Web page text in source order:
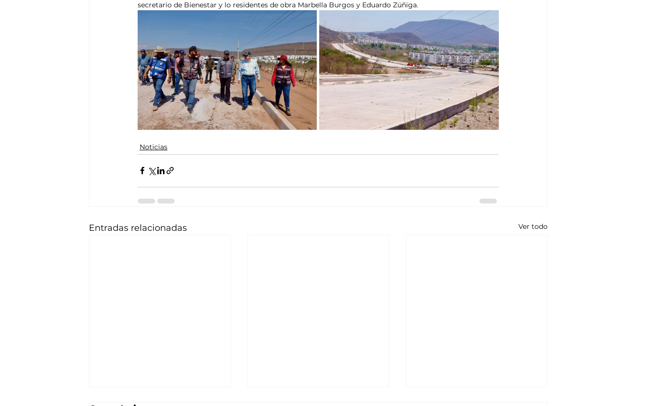
secretario de Bienestar y lo residentes de obra Marbella Burgos y Eduardo Zúñiga.
Noticias
Entradas relacionadas Ver todo